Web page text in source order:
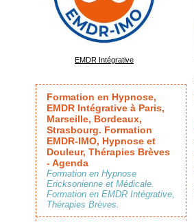
EMDR Intégrative
Formation en Hypnose,
EMDR Intégrative à Paris,
Marseille, Bordeaux,
Strasbourg. Formation
EMDR-IMO, Hypnose et
Douleur, Thérapies Brèves
- Agenda
Formation en Hypnose
Ericksonienne et Médicale.
Formation en EMDR Intégrative,
Thérapies Brèves.